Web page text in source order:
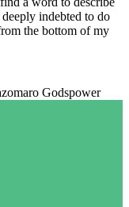
indebted to do
the bottom of my
Godspower